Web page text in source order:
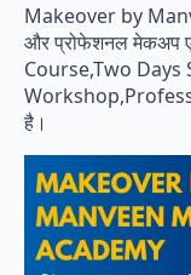
Makeover by
और प्रोफेशनल मेकअप
Course,Two Days
है।